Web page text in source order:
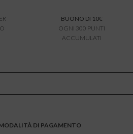
BUONO DI 10€
OGNI 300 PUNTI
ACCUMULATI
DI PAGAMENTO